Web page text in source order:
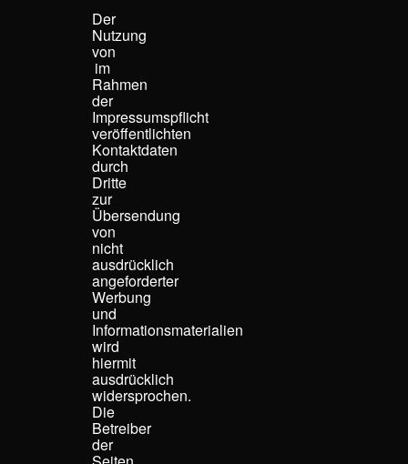
Der
Nutzung
von
im
Rahmen
der
Impressumspflicht
veröffentlichten
Kontaktdaten
durch
Dritte
zur
Übersendung
von
nicht
ausdrücklich
angeforderter
Werbung
und
Informationsmaterialien
wird
hiermit
ausdrücklich
widersprochen.
Die
Betreiber
der